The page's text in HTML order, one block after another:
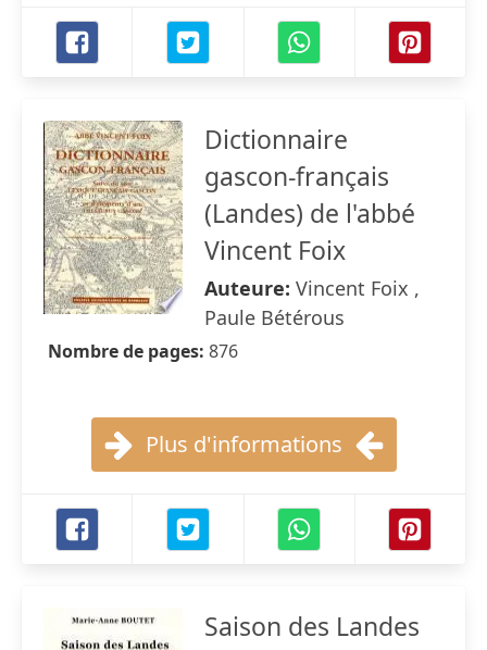
Dictionnaire
gascon-français
(Landes) de l'abbé
Vincent Foix
Auteure: Vincent Foix ,
Paule Bétérous
Nombre de pages: 876
Plus d'informations
Saison des Landes